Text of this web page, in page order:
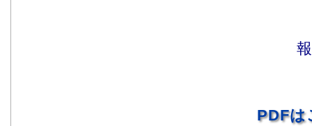
PDFは